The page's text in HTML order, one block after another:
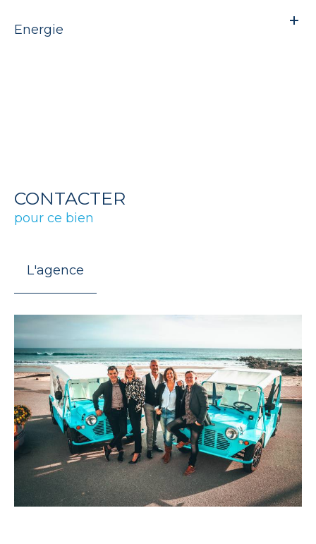
Energie
CONTACTER
pour ce bien
L'agence